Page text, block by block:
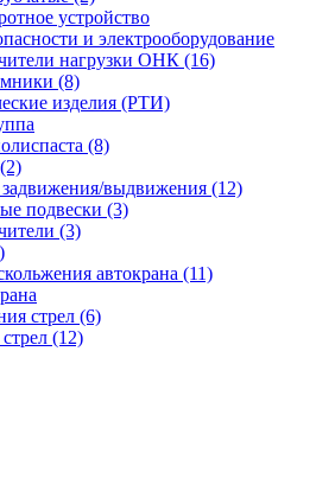
устройство
и электрооборудование
нагрузки ОНК (16)
(8)
изделия (РТИ)
(8)
выдвижения (12)
подвески (3)
(3)
автокрана (11)
стрел (6)
(12)